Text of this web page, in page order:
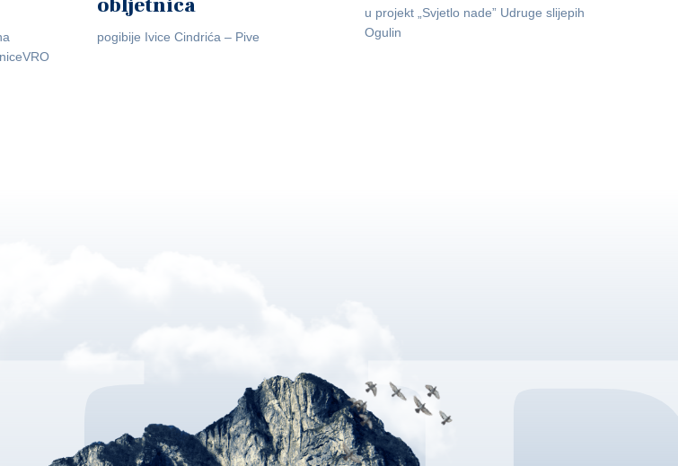
obljetnica
pogibije Ivice Cindrića – Pive
u projekt „Svjetlo nade” Udruge slijepih
Ogulin